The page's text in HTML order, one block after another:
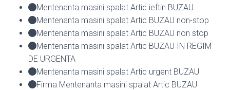
Mentenanta masini spalat Artic ieftin BUZAU
Mentenanta masini spalat Artic BUZAU non-stop
Mentenanta masini spalat Artic BUZAU non stop
Mentenanta masini spalat Artic BUZAU IN REGIM
DE URGENTA
Mentenanta masini spalat Artic urgent BUZAU
Firma Mentenanta masini spalat Artic BUZAU